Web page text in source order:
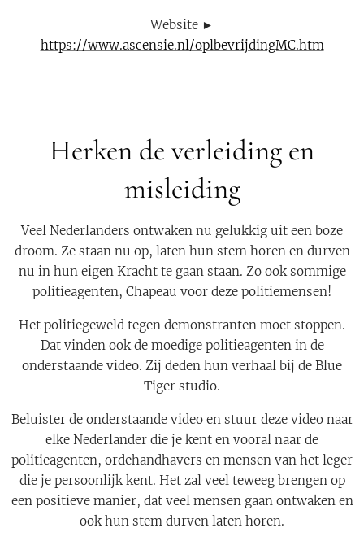
Website ►
https://www.ascensie.nl/oplbevrijdingMC.htm
Herken de verleiding en
misleiding
Veel Nederlanders ontwaken nu gelukkig uit een boze
droom. Ze staan nu op, laten hun stem horen en durven
nu in hun eigen Kracht te gaan staan. Zo ook sommige
politieagenten, Chapeau voor deze politiemensen!
Het politiegeweld tegen demonstranten moet stoppen.
Dat vinden ook de moedige politieagenten in de
onderstaande video. Zij deden hun verhaal bij de Blue
Tiger studio.
Beluister de onderstaande video en stuur deze video naar
elke Nederlander die je kent en vooral naar de
politieagenten, ordehandhavers en mensen van het leger
die je persoonlijk kent. Het zal veel teweeg brengen op
een positieve manier, dat veel mensen gaan ontwaken en
ook hun stem durven laten horen.